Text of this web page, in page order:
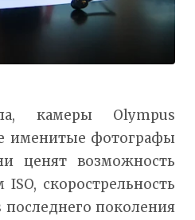
камеры Olympus
именитые фотографы
ценят возможность
скорострельность
последнего поколения